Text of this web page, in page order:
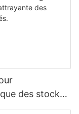
des stocks
dans les